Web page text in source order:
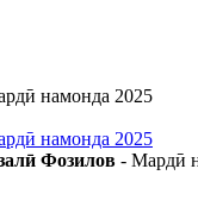
намонда 2025
намонда 2025
Фозилов - Мардӣ